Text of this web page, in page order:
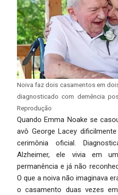
Noiva faz dois casamentos em
diagnosticado com demência
Reprodução
Quando Emma Noake se
avô George Lacey
cerimônia oficial.
Alzheimer, ele vivia em
permanência e já não
O que a noiva não imaginava
o casamento duas vezes